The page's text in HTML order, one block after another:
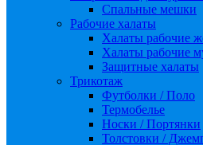
Спальные мешки
Рабочие халаты
Халаты рабочие
Халаты рабочие
Защитные халаты
Трикотаж
Футболки / Поло
Термобелье
Носки / Портянки
Толстовки /